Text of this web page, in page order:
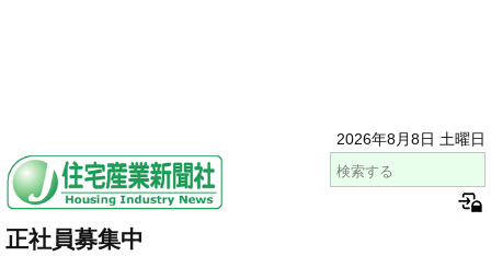
2026年8月8日 土曜日
正社員募集中